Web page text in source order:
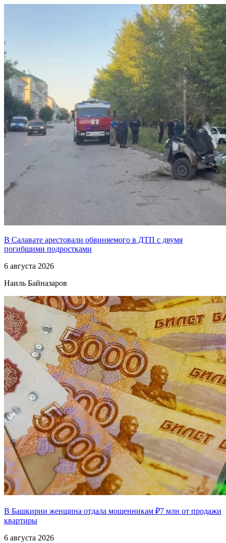
В Салавате арестовали обвиняемого в ДТП с двумя
погибшими подростками
6 августа 2026
Наиль Байназаров
В Башкирии женщина отдала мошенникам ₽7 млн от продажи
квартиры
6 августа 2026